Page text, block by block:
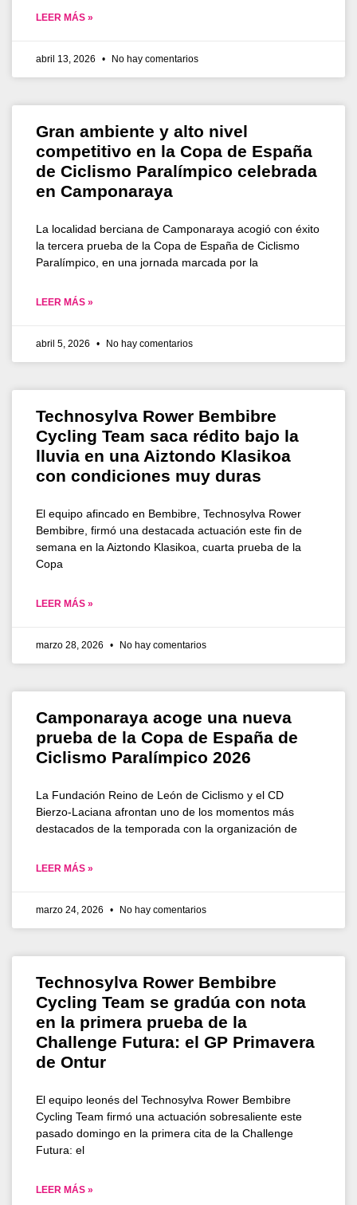
LEER MÁS »
abril 13, 2026 No hay comentarios
Gran ambiente y alto nivel
competitivo en la Copa de España
de Ciclismo Paralímpico celebrada
en Camponaraya
La localidad berciana de Camponaraya acogió con éxito
la tercera prueba de la Copa de España de Ciclismo
Paralímpico, en una jornada marcada por la
LEER MÁS »
abril 5, 2026 No hay comentarios
Technosylva Rower Bembibre
Cycling Team saca rédito bajo la
lluvia en una Aiztondo Klasikoa
con condiciones muy duras
El equipo afincado en Bembibre, Technosylva Rower
Bembibre, firmó una destacada actuación este fin de
semana en la Aiztondo Klasikoa, cuarta prueba de la
Copa
LEER MÁS »
marzo 28, 2026 No hay comentarios
Camponaraya acoge una nueva
prueba de la Copa de España de
Ciclismo Paralímpico 2026
La Fundación Reino de León de Ciclismo y el CD
Bierzo-Laciana afrontan uno de los momentos más
destacados de la temporada con la organización de
LEER MÁS »
marzo 24, 2026 No hay comentarios
Technosylva Rower Bembibre
Cycling Team se gradúa con nota
en la primera prueba de la
Challenge Futura: el GP Primavera
de Ontur
El equipo leonés del Technosylva Rower Bembibre
Cycling Team firmó una actuación sobresaliente este
pasado domingo en la primera cita de la Challenge
Futura: el
LEER MÁS »